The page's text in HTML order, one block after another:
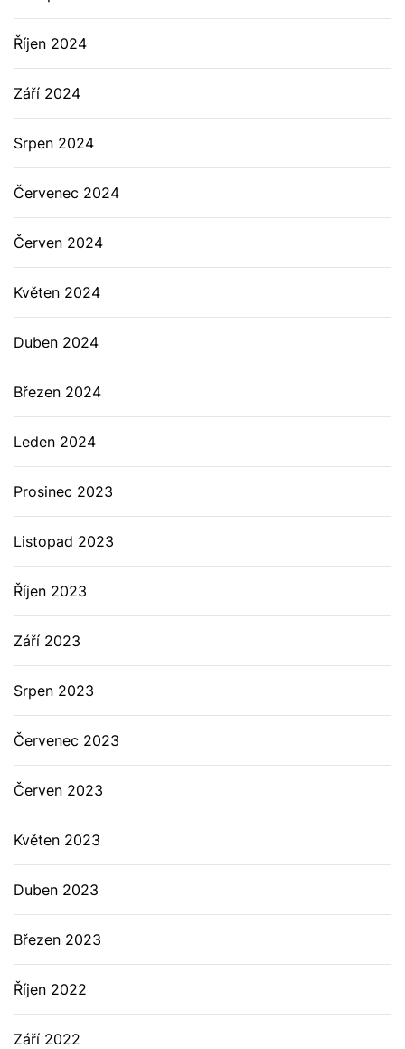
Říjen 2024
Září 2024
Srpen 2024
Červenec 2024
Červen 2024
Květen 2024
Duben 2024
Březen 2024
Leden 2024
Prosinec 2023
Listopad 2023
Říjen 2023
Září 2023
Srpen 2023
Červenec 2023
Červen 2023
Květen 2023
Duben 2023
Březen 2023
Říjen 2022
Září 2022